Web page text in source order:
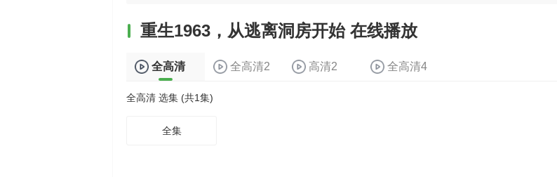
重生1963，从逃离洞房开始 在线播放
全高清 全高清2 高清2 全高清4
全高清 选集 (共1集)
全集